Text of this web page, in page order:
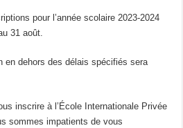
pour l’année scolaire 2023-2024
31 août.
en dehors des délais spécifiés sera
inscrire à l’École Internationale Privée
sommes impatients de vous